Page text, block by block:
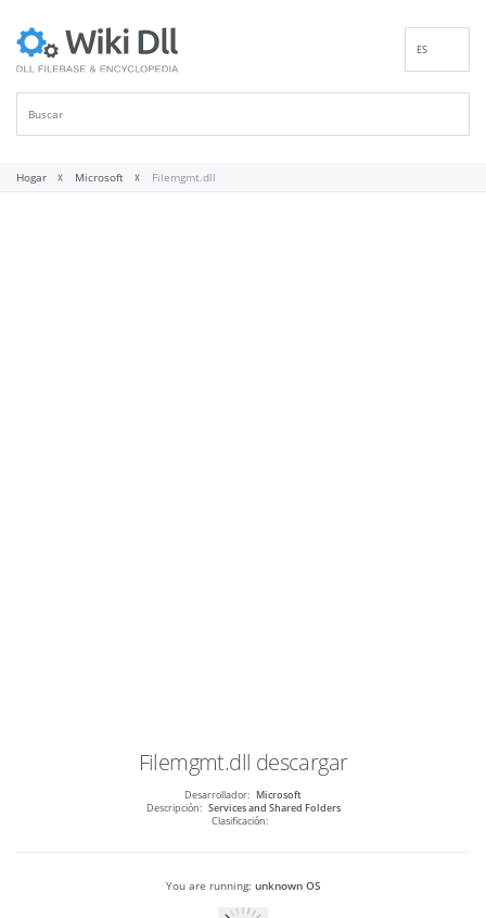
ES
Hogar Microsoft Filemgmt.dll
Filemgmt.dll descargar
Desarrollador: Microsoft
Descripción: Services and Shared Folders
Clasificación:
You are running: unknown OS